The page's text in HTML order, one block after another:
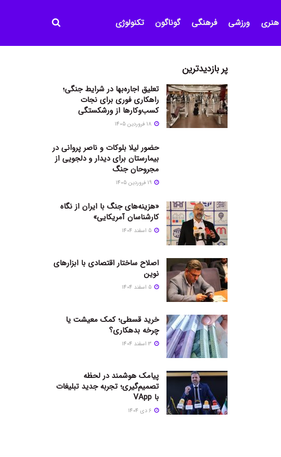
هنری ورزشی فرهنگی گوناگون تکنولوژی
پر بازدیدترین
تعلیق اجاره‌بها در شرایط جنگی؛
راهکاری فوری برای نجات
کسب‌وکارها از ورشکستگی
حضور لیلا بلوکات و ناصر پروانی در
بیمارستان برای دیدار و دلجویی از
مجروحان جنگ
«هزینه‌های جنگ با ایران از نگاه
کارشناسان آمریکایی»
اصلاح ساختار اقتصادی با ابزارهای
نوین
خرید قسطی؛ کمک معیشت یا
چرخه بدهکاری؟
پیامک هوشمند در لحظه
تصمیم‌گیری؛ تجربه جدید تبلیغات
با VApp